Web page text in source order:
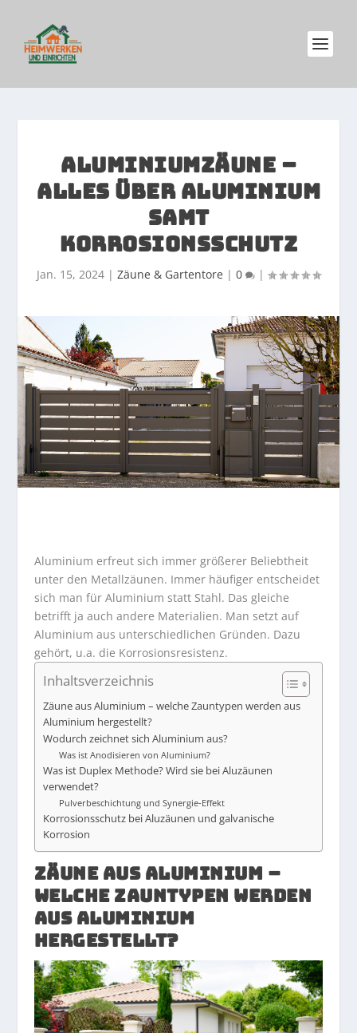
ALUMINIUMZÄUNE –
ALLES ÜBER ALUMINIUM
SAMT
KORROSIONSSCHUTZ
Jan. 15, 2024 | Zäune & Gartentore | 0 |
Aluminium erfreut sich immer größerer Beliebtheit
unter den Metallzäunen. Immer häufiger entscheidet
sich man für Aluminium statt Stahl. Das gleiche
betrifft ja auch andere Materialien. Man setzt auf
Aluminium aus unterschiedlichen Gründen. Dazu
gehört, u.a. die Korrosionsresistenz.
Inhaltsverzeichnis
Zäune aus Aluminium – welche Zauntypen werden aus
Aluminium hergestellt?
Wodurch zeichnet sich Aluminium aus?
Was ist Anodisieren von Aluminium?
Was ist Duplex Methode? Wird sie bei Aluzäunen
verwendet?
Pulverbeschichtung und Synergie-Effekt
Korrosionsschutz bei Aluzäunen und galvanische
Korrosion
ZÄUNE AUS ALUMINIUM –
WELCHE ZAUNTYPEN WERDEN
AUS ALUMINIUM
HERGESTELLT?